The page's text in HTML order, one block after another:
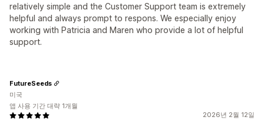
relatively simple and the Customer Support team is extremely
helpful and always prompt to respons. We especially enjoy
working with Patricia and Maren who provide a lot of helpful
support.
2026년 2월 12일
FutureSeeds
미국
앱 사용 기간 대략 1개월